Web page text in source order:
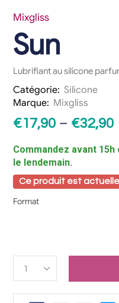
Mixgliss
Sun
Lubrifiant au silicone
Catégorie: Silicone
Marque: Mixgliss
€17,90 – €32,90
Commandez avant
le lendemain.
Ce produit est
Format